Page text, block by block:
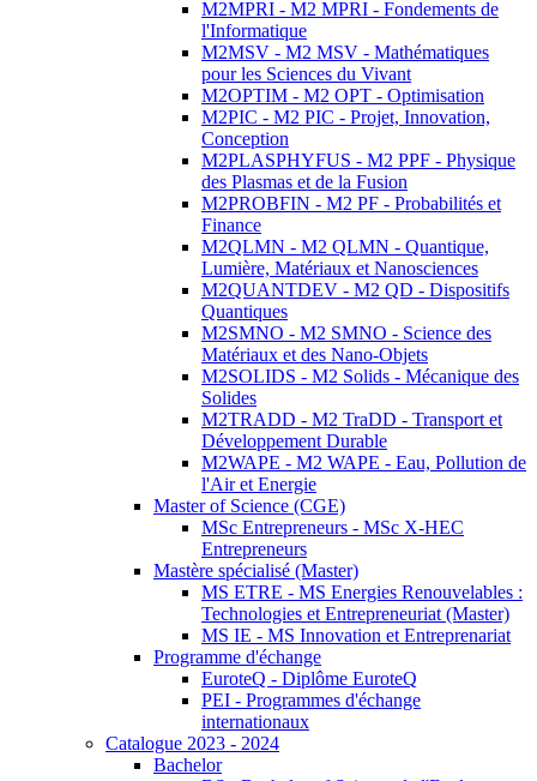
M2MPRI - M2 MPRI - Fondements de
l'Informatique
M2MSV - M2 MSV - Mathématiques
pour les Sciences du Vivant
M2OPTIM - M2 OPT - Optimisation
M2PIC - M2 PIC - Projet, Innovation,
Conception
M2PLASPHYFUS - M2 PPF - Physique
des Plasmas et de la Fusion
M2PROBFIN - M2 PF - Probabilités et
Finance
M2QLMN - M2 QLMN - Quantique,
Lumière, Matériaux et Nanosciences
M2QUANTDEV - M2 QD - Dispositifs
Quantiques
M2SMNO - M2 SMNO - Science des
Matériaux et des Nano-Objets
M2SOLIDS - M2 Solids - Mécanique des
Solides
M2TRADD - M2 TraDD - Transport et
Développement Durable
M2WAPE - M2 WAPE - Eau, Pollution de
l'Air et Energie
Master of Science (CGE)
MSc Entrepreneurs - MSc X-HEC
Entrepreneurs
Mastère spécialisé (Master)
MS ETRE - MS Energies Renouvelables :
Technologies et Entrepreneuriat (Master)
MS IE - MS Innovation et Entreprenariat
Programme d'échange
EuroteQ - Diplôme EuroteQ
PEI - Programmes d'échange
internationaux
Catalogue 2023 - 2024
Bachelor